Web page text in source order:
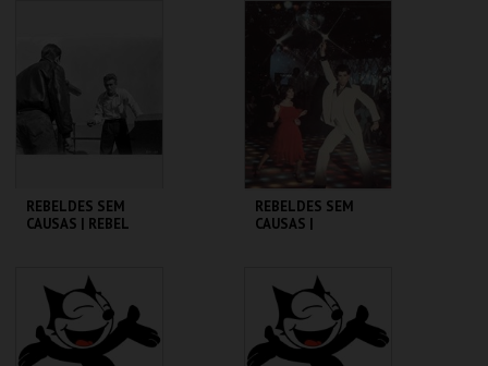
MAIS INFO
COMPRAR
CINEMATECA
MAIS INFO
COMPRAR
REBELDES SEM
CAUSAS | REBEL
CINEMATECA
MAIS INFO
REBELDES SEM
CAUSAS |
CINEMATECA
MAIS INFO